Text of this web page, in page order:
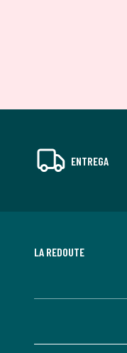
ENTREGA
LA REDOUTE